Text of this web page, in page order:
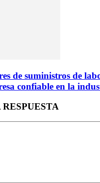
de suministros de
confiable en la